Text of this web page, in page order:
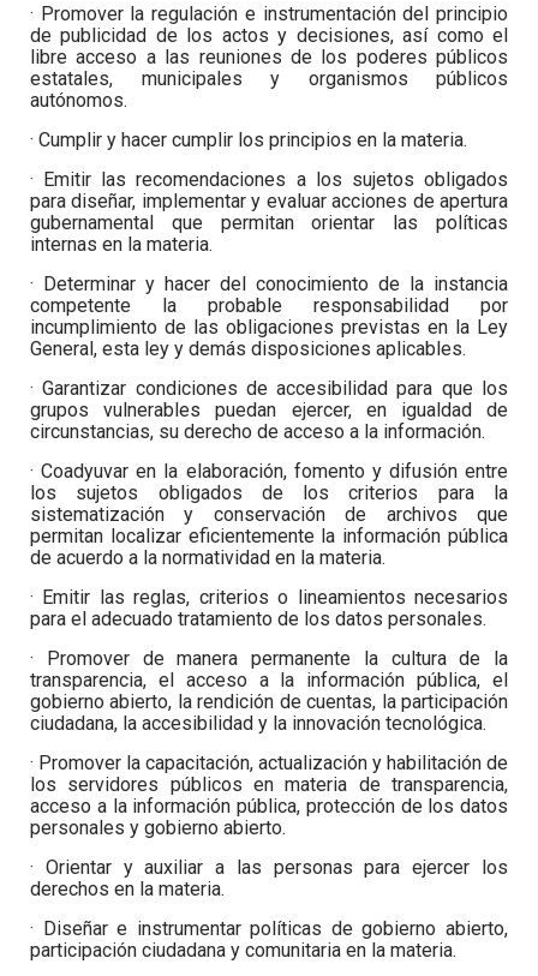
· Promover la regulación e instrumentación del principio
de publicidad de los actos y decisiones, así como el
libre acceso a las reuniones de los poderes públicos
estatales, municipales y organismos públicos
autónomos.
· Cumplir y hacer cumplir los principios en la materia.
· Emitir las recomendaciones a los sujetos obligados
para diseñar, implementar y evaluar acciones de apertura
gubernamental que permitan orientar las políticas
internas en la materia.
· Determinar y hacer del conocimiento de la instancia
competente la probable responsabilidad por
incumplimiento de las obligaciones previstas en la Ley
General, esta ley y demás disposiciones aplicables.
· Garantizar condiciones de accesibilidad para que los
grupos vulnerables puedan ejercer, en igualdad de
circunstancias, su derecho de acceso a la información.
· Coadyuvar en la elaboración, fomento y difusión entre
los sujetos obligados de los criterios para la
sistematización y conservación de archivos que
permitan localizar eficientemente la información pública
de acuerdo a la normatividad en la materia.
· Emitir las reglas, criterios o lineamientos necesarios
para el adecuado tratamiento de los datos personales.
· Promover de manera permanente la cultura de la
transparencia, el acceso a la información pública, el
gobierno abierto, la rendición de cuentas, la participación
ciudadana, la accesibilidad y la innovación tecnológica.
· Promover la capacitación, actualización y habilitación de
los servidores públicos en materia de transparencia,
acceso a la información pública, protección de los datos
personales y gobierno abierto.
· Orientar y auxiliar a las personas para ejercer los
derechos en la materia.
· Diseñar e instrumentar políticas de gobierno abierto,
participación ciudadana y comunitaria en la materia.